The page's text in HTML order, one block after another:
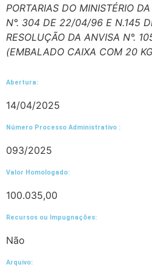
PORTARIAS DO MINISTÉRIO
N°. 304 DE 22/04/96 E N.145
RESOLUÇÃO DA ANVISA N°.
(EMBALADO CAIXA COM 20
Abertura:
14/04/2025
Número Processo Administrativo :
093/2025
Valor Homologado: ​
100.035,00
Recursos ou Impugnações: ​
Não
Arquivo: